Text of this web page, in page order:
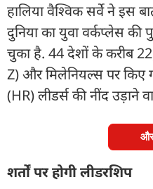
हालिया वैश्विक सर्वे ने इस
दुनिया का युवा वर्कप्लेस की
चुका है. 44 देशों के करीब
Z) और मिलेनियल्स पर
(HR) लीडर्स की नींद उड़ाने
शर्तों पर होगी लीडरशिप